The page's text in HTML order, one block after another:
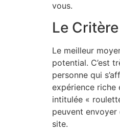
vous.
Le
Le meilleur
potential. C’est
personne qui
expérience riche
intitulée «
peuvent
site.